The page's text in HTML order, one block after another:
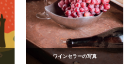
ワインセラーの写真